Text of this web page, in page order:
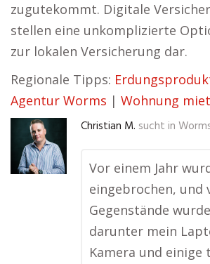
zugutekommt. Digitale
stellen eine unkomplizierte
zur lokalen Versicherung dar.
Regionale Tipps:
Agentur Worms | Wohnung
Christian M. sucht in
Vor einem Jahr
eingebrochen, und
Gegenstände
darunter mein
Kamera und einige